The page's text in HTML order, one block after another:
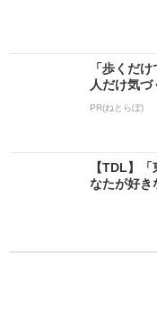
「歩くだ
人だけ気づ
PR(ねとらぼ)
【TDL】
なたが好き